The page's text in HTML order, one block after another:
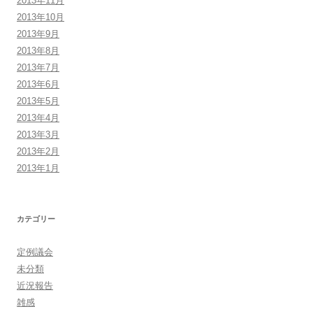
2013年10月
2013年9月
2013年8月
2013年7月
2013年6月
2013年5月
2013年4月
2013年3月
2013年2月
2013年1月
カテゴリー
定例議会
未分類
近況報告
雑感